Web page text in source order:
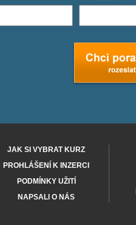
JAK SI VYBRAT KURZ
PROHLÁŠENÍ K INZERCI
PODMÍNKY UŽITÍ
NAPSALI O NÁS